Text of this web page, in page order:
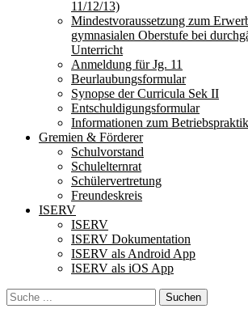
11/12/13)
Mindestvoraussetzung zum
gymnasialen Oberstufe bei
Unterricht
Anmeldung für Jg. 11
Beurlaubungsformular
Synopse der Curricula Sek II
Entschuldigungsformular
Informationen zum
Gremien & Förderer
Schulvorstand
Schulelternrat
Schülervertretung
Freundeskreis
ISERV
ISERV
ISERV Dokumentation
ISERV als Android App
ISERV als iOS App
Search
Suche
für: